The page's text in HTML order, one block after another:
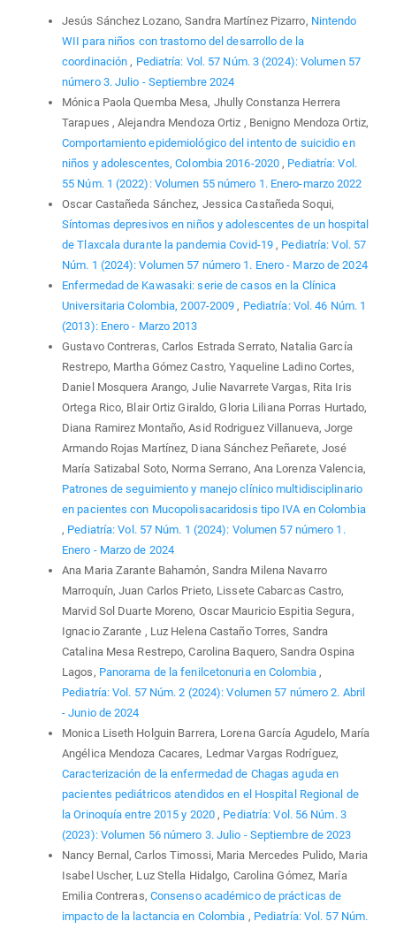
Jesús Sánchez Lozano, Sandra Martínez Pizarro, Nintendo
WII para niños con trastorno del desarrollo de la
coordinación, Pediatría: Vol. 57 Núm. 3 (2024): Volumen 57
número 3. Julio - Septiembre 2024
Mónica Paola Quemba Mesa, Jhully Constanza Herrera
Tarapues , Alejandra Mendoza Ortiz , Benigno Mendoza Ortiz,
Comportamiento epidemiológico del intento de suicidio en
niños y adolescentes, Colombia 2016-2020, Pediatría: Vol.
55 Núm. 1 (2022): Volumen 55 número 1. Enero-marzo 2022
Oscar Castañeda Sánchez, Jessica Castañeda Soqui,
Síntomas depresivos en niños y adolescentes de un hospital
de Tlaxcala durante la pandemia Covid-19, Pediatría: Vol. 57
Núm. 1 (2024): Volumen 57 número 1. Enero - Marzo de 2024
Enfermedad de Kawasaki: serie de casos en la Clínica
Universitaria Colombia, 2007-2009, Pediatría: Vol. 46 Núm. 1
(2013): Enero - Marzo 2013
Gustavo Contreras, Carlos Estrada Serrato, Natalia García
Restrepo, Martha Gómez Castro, Yaqueline Ladino Cortes,
Daniel Mosquera Arango, Julie Navarrete Vargas, Rita Iris
Ortega Rico, Blair Ortiz Giraldo, Gloria Liliana Porras Hurtado,
Diana Ramirez Montaño, Asid Rodriguez Villanueva, Jorge
Armando Rojas Martínez, Diana Sánchez Peñarete, José
María Satizabal Soto, Norma Serrano, Ana Lorenza Valencia,
Patrones de seguimiento y manejo clínico multidisciplinario
en pacientes con Mucopolisacaridosis tipo IVA en Colombia
, Pediatría: Vol. 57 Núm. 1 (2024): Volumen 57 número 1.
Enero - Marzo de 2024
Ana Maria Zarante Bahamón, Sandra Milena Navarro
Marroquín, Juan Carlos Prieto, Lissete Cabarcas Castro,
Marvid Sol Duarte Moreno, Oscar Mauricio Espitia Segura,
Ignacio Zarante , Luz Helena Castaño Torres, Sandra
Catalina Mesa Restrepo, Carolina Baquero, Sandra Ospina
Lagos, Panorama de la fenilcetonuria en Colombia ,
Pediatría: Vol. 57 Núm. 2 (2024): Volumen 57 número 2. Abril
- Junio de 2024
Monica Liseth Holguin Barrera, Lorena García Agudelo, María
Angélica Mendoza Cacares, Ledmar Vargas Rodríguez,
Caracterización de la enfermedad de Chagas aguda en
pacientes pediátricos atendidos en el Hospital Regional de
la Orinoquía entre 2015 y 2020, Pediatría: Vol. 56 Núm. 3
(2023): Volumen 56 número 3. Julio - Septiembre de 2023
Nancy Bernal, Carlos Timossi, Maria Mercedes Pulido, Maria
Isabel Uscher, Luz Stella Hidalgo, Carolina Gómez, María
Emilia Contreras, Consenso académico de prácticas de
impacto de la lactancia en Colombia , Pediatría: Vol. 57 Núm.